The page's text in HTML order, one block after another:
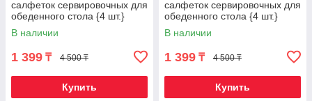
салфеток сервировочных для
обеденного стола {4 шт.}
(Орех)
В наличии
1 399 ₸ 4 500 ₸
Купить
салфеток сервировочных для
обеденного стола {4 шт.}
(Темный мрамор)
В наличии
1 399 ₸ 4 500 ₸
Купить